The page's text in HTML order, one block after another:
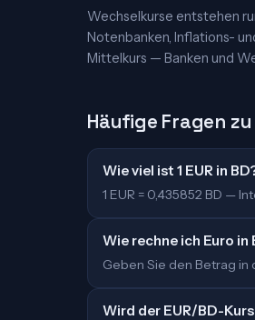
Wechselkurse entstehen
Notenbanken, Inflations-
Mittelkurs — Banken und
Häufige Fragen zu
Wie viel ist 1 EUR in
1 EUR = 0,435852 BD —
Wie rechne ich Euro in
Geben Sie den Betrag in
Wird der EUR/BD-